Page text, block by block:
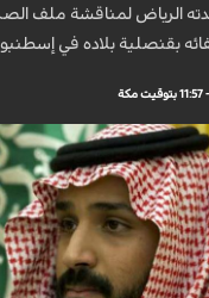
الرياض لمناقشة ملف
بقنصلية بلاده في